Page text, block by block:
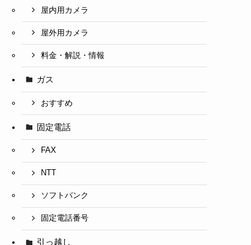
屋内用カメラ
屋外用カメラ
料金・解説・情報
ガス
おすすめ
固定電話
FAX
NTT
ソフトバンク
固定電話番号
引っ越し